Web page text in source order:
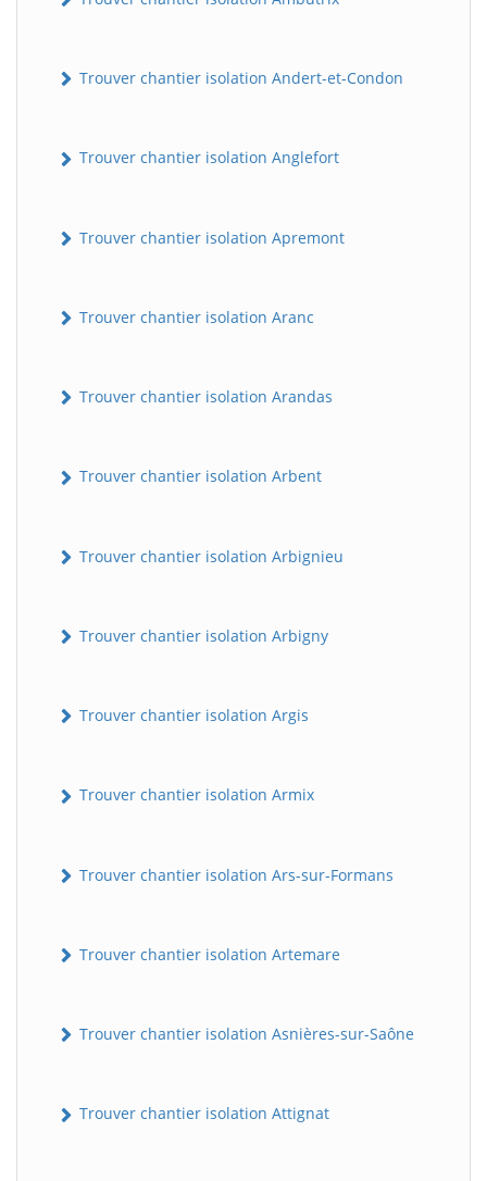
Trouver chantier isolation Andert-et-Condon
Trouver chantier isolation Anglefort
Trouver chantier isolation Apremont
Trouver chantier isolation Aranc
Trouver chantier isolation Arandas
Trouver chantier isolation Arbent
Trouver chantier isolation Arbignieu
Trouver chantier isolation Arbigny
Trouver chantier isolation Argis
Trouver chantier isolation Armix
Trouver chantier isolation Ars-sur-Formans
Trouver chantier isolation Artemare
Trouver chantier isolation Asnières-sur-Saône
Trouver chantier isolation Attignat